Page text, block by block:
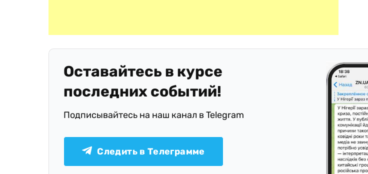
Оставайтесь в курсе
последних событий!
Подписывайтесь на наш канал в Telegram
Следить в Телеграмме